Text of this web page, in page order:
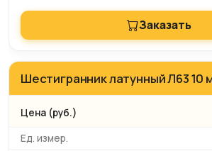
Заказать
Шестигранник латунный Л63 10